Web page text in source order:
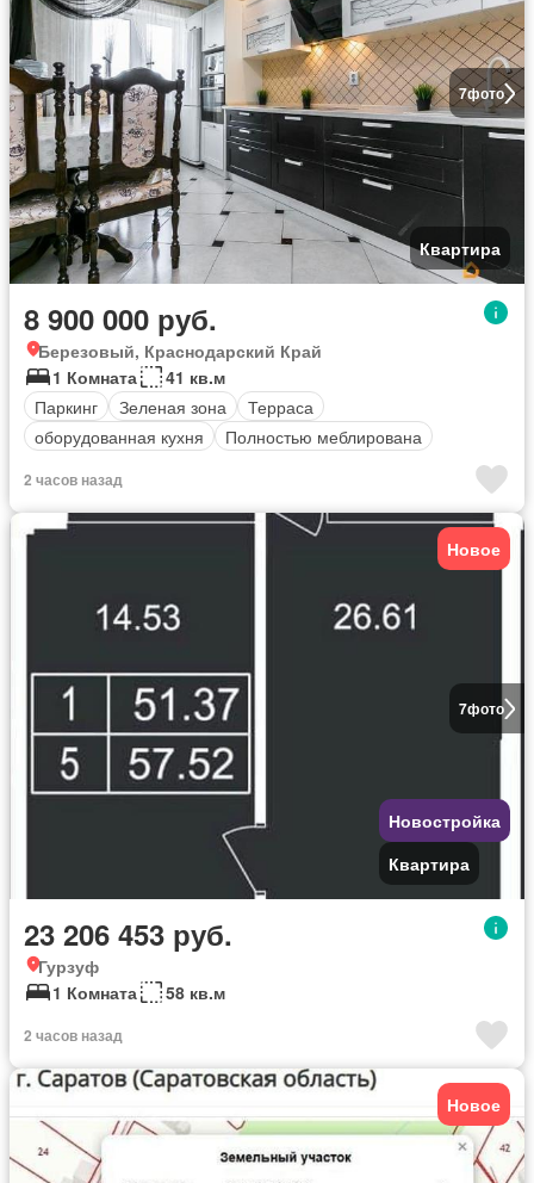
7фото
Квартира
8 900 000 руб.
Березовый, Краснодарский Край
1 Комната
41 кв.м
Паркинг
Зеленая зона
Терраса
оборудованная кухня
Полностью меблирована
2 часов назад
7фото
Новое
Новостройка
Квартира
23 206 453 руб.
Гурзуф
1 Комната
58 кв.м
2 часов назад
Новое